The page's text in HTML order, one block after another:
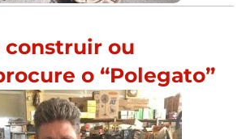
construir ou
o “Polegato”